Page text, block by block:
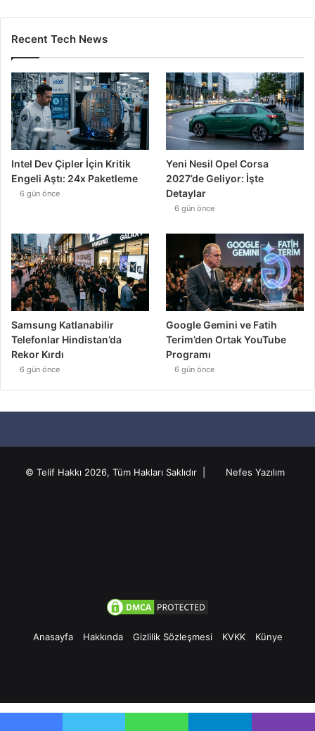
Recent Tech News
Intel Dev Çipler İçin Kritik
Engeli Aştı: 24x Paketleme
6 gün önce
Yeni Nesil Opel Corsa
2027’de Geliyor: İşte
Detaylar
6 gün önce
Samsung Katlanabilir
Telefonlar Hindistan’da
Rekor Kırdı
6 gün önce
Google Gemini ve Fatih
Terim’den Ortak YouTube
Programı
6 gün önce
© Telif Hakkı 2026, Tüm Hakları Saklıdır | Nefes Yazılım
Anasayfa Hakkında Gizlilik Sözleşmesi KVKK Künye